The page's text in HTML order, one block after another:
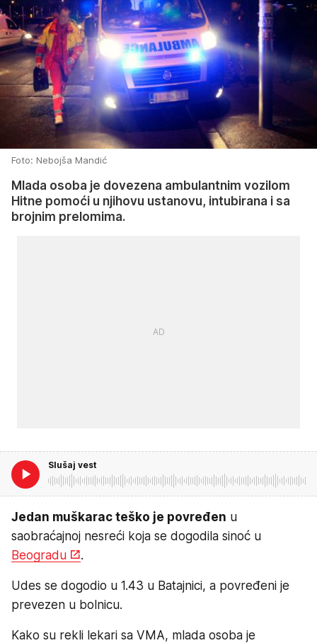
Foto: Nebojša Mandić
Mlada osoba je dovezena ambulantnim vozilom
Hitne pomoći u njihovu ustanovu, intubirana i sa
brojnim prelomima.
Slušaj vest
Jedan muškarac teško je povređen u
saobraćajnoj nesreći koja se dogodila sinoć u
Beogradu
.
Udes se dogodio u 1.43 u Batajnici, a povređeni je
prevezen u bolnicu.
Kako su rekli lekari sa VMA, mlada osoba je